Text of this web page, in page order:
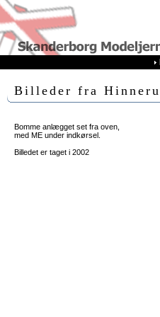
Billeder fra
Bomme anlægget set fra oven,
med ME under indkørsel.
Billedet er taget i 2002